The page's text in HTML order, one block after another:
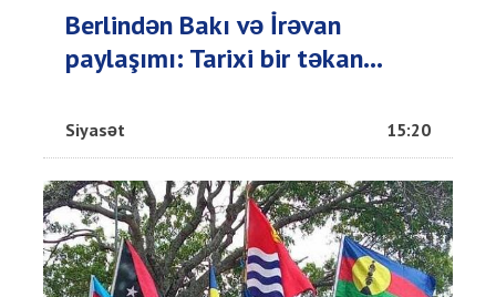
Berlindən Bakı və İrəvan
paylaşımı: Tarixi bir təkan...
Siyasət 15:20